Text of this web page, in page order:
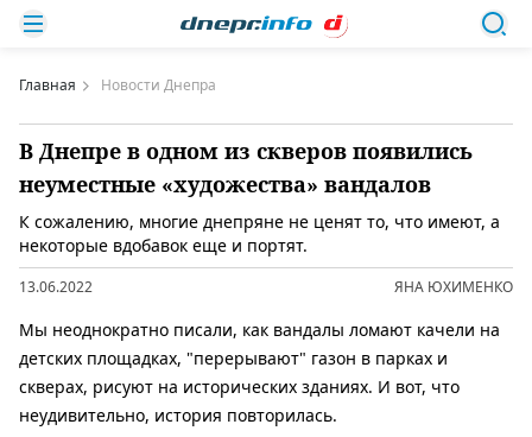
Главная Новости Днепра
В Днепре в одном из скверов появились
неуместные «художества» вандалов
К сожалению, многие днепряне не ценят то, что имеют, а
некоторые вдобавок еще и портят.
13.06.2022 ЯНА ЮХИМЕНКО
Мы неоднократно писали, как вандалы ломают качели на
детских площадках, "перерывают" газон в парках и
скверах, рисуют на исторических зданиях. И вот, что
неудивительно, история повторилась.